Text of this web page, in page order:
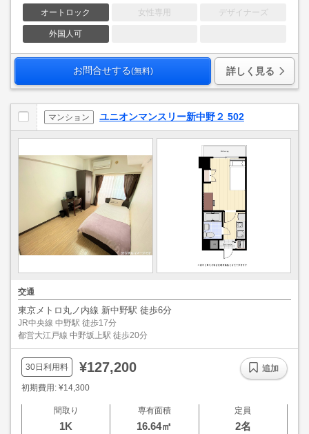
オートロック 女性専用 デザイナーズ
外国人可
お問合せする(無料) 詳しく見る
マンション ユニオンマンスリー新中野２ 502
交通
東京メトロ丸ノ内線 新中野駅 徒歩6分
JR中央線 中野駅 徒歩17分
都営大江戸線 中野坂上駅 徒歩20分
30日利用料 ¥127,200
初期費用: ¥14,300
間取り
1K
専有面積
16.64㎡
定員
2名
追加